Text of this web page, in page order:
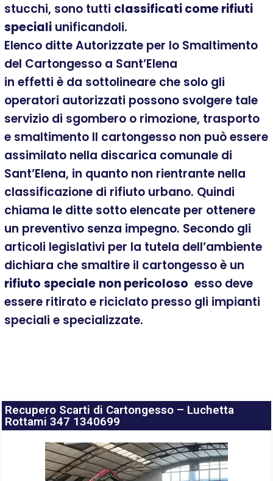
stucchi, sono tutti classificati come rifiuti
speciali unificandoli.
Elenco ditte Autorizzate per lo Smaltimento
del Cartongesso a Sant’Elena
in effetti è da sottolineare che solo gli
operatori autorizzati possono svolgere tale
servizio di sgombero o rimozione, trasporto
e smaltimento Il cartongesso non può essere
assimilato nella discarica comunale di
Sant’Elena, in quanto non rientrante nella
classificazione di rifiuto urbano. Quindi
chiama le ditte sotto elencate per ottenere
un preventivo senza impegno. Secondo gli
articoli legislativi per la tutela dell’ambiente
dichiara che smaltire il cartongesso è un
rifiuto speciale non pericoloso esso deve
essere ritirato e riciclato presso gli impianti
speciali e specializzate.
Recupero Scarti di Cartongesso – Luchetta
Rottami 347 1340699